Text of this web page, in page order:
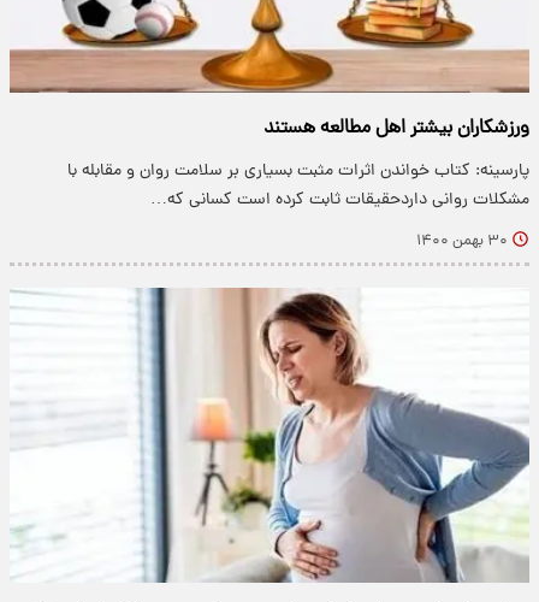
ورزشکاران بیشتر اهل مطالعه هستند
پارسینه: کتاب خواندن اثرات مثبت بسیاری بر سلامت روان و مقابله با
مشکلات روانی داردحقیقات ثابت کرده است کسانی که…
۳۰ بهمن ۱۴۰۰